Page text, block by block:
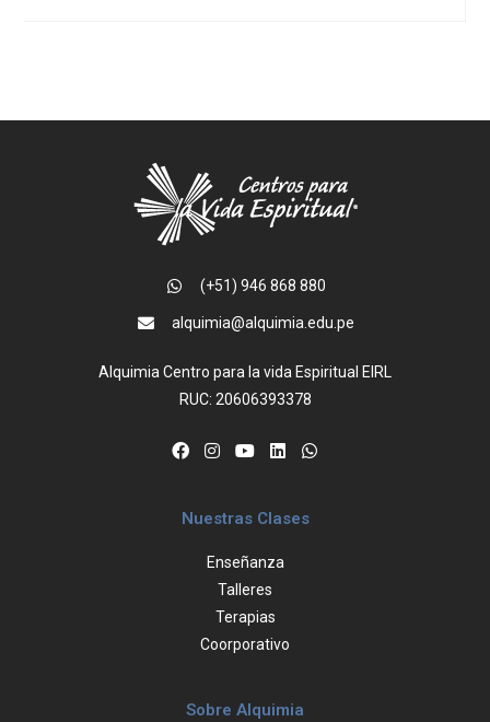
(+51) 946 868 880
alquimia@alquimia.edu.pe
Alquimia Centro para la vida Espiritual EIRL
RUC: 20606393378
Nuestras Clases
Enseñanza
Talleres
Terapias
Coorporativo
Sobre Alquimia